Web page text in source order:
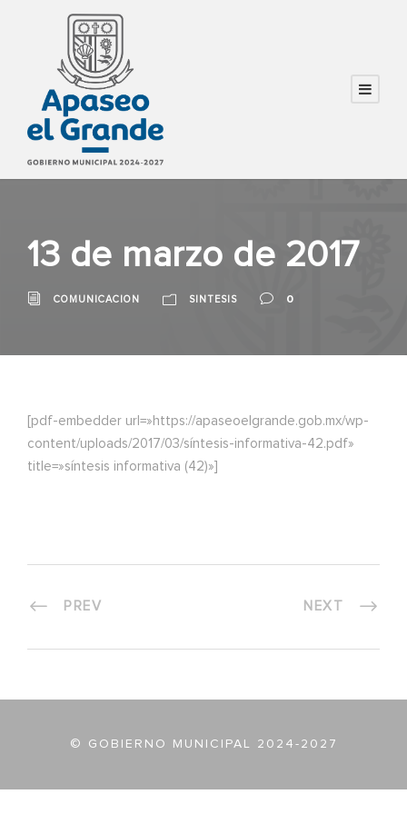
13 de marzo de 2017
COMUNICACION SINTESIS 0
[pdf-embedder url=»https://apaseoelgrande.gob.mx/wp-
content/uploads/2017/03/síntesis-informativa-42.pdf»
title=»síntesis informativa (42)»]
PREV NEXT
© GOBIERNO MUNICIPAL 2024-2027